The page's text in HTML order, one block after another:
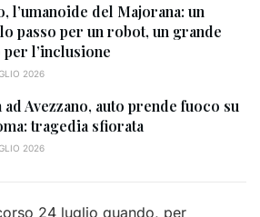
l’umanoide del Majorana: un
passo per un robot, un grande
per l’inclusione
2026
ad Avezzano, auto prende fuoco su
tragedia sfiorata
2026
24 luglio quando, per